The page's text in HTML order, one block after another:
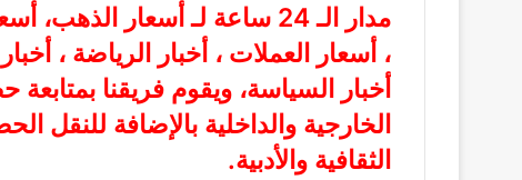
مدار الـ 24 ساعة لـ أسعار
، أسعار العملات ، أخبار الرياضة ،
أخبار السياسة، ويقوم فريقنا
الخارجية والداخلية بالإضافة للنقل
الثقافية والأدبية.